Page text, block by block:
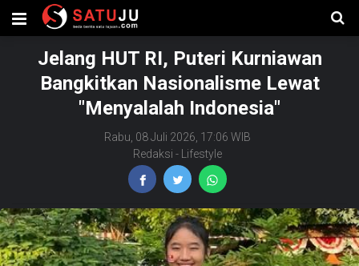
Jelang HUT RI, Puteri Kurniawan
Bangkitkan Nasionalisme Lewat
"Menyalalah Indonesia"
Rabu, 08 Juli 2026, 17:06 WIB
Redaksi - Lifestyle